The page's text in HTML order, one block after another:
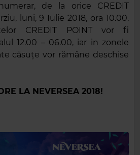
de la orice CREDIT
luni, 9 Iulie 2018, ora 10.00.
CREDIT POINT vor fi
12.00 – 06.00, iar in zonele
căsuțe vor rămâne deschise
LA NEVERSEA 2018!